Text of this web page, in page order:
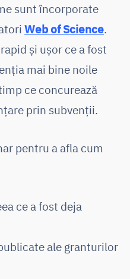
sunt încorporate
Web of Science.
și ușor ce a fost
mai bine noile
ce concurează
prin subvenții.
pentru a afla cum
ce a fost deja
ale granturilor